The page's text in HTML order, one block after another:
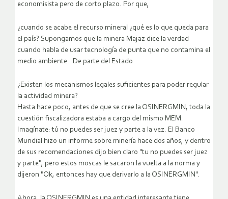
economisista pero de corto plazo. Por que,
¿cuando se acabe el recurso mineral ¿qué es lo que queda para
el país? Supongamos que la minera Majaz dice la verdad
cuando habla de usar tecnología de punta que no contamina el
medio ambiente.. De parte del Estado
¿Existen los mecanismos legales suficientes para poder regular
la actividad minera?
Hasta hace poco, antes de que se cree la OSINERGMIN, toda la
cuestión fiscalizadora estaba a cargo del mismo MEM.
Imagínate: tú no puedes ser juez y parte a la vez. El Banco
Mundial hizo un informe sobre minería hace dos años, y dentro
de sus recomendaciones dijo bien claro "tu no puedes ser juez
y parte", pero estos moscas le sacaron la vuelta a la norma y
dijeron "Ok, entonces hay que derivarlo a la OSINERGMIN".